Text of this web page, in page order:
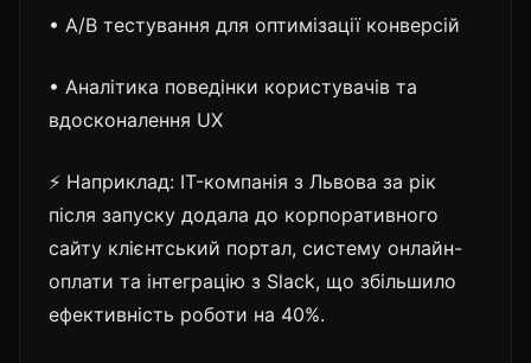
• A/B тестування для оптимізації конверсій
• Аналітика поведінки користувачів та
вдосконалення UX
⚡ Наприклад: IT-компанія з Львова за рік
після запуску додала до корпоративного
сайту клієнтський портал, систему онлайн-
оплати та інтеграцію з Slack, що збільшило
ефективність роботи на 40%.